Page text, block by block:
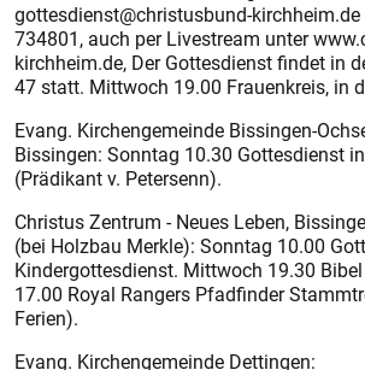
gottesdienst@christusbund-kirchheim.de
734801, auch per Livestream unter
kirchheim.de, Der Gottesdienst findet in
47 statt. Mittwoch 19.00 Frauenkreis, in
Evang. Kirchengemeinde Bissingen-
Bissingen: Sonntag 10.30 Gottesdienst
(Prädikant v. Petersenn).
Christus Zentrum - Neues Leben,
(bei Holzbau Merkle): Sonntag 10.00
Kindergottesdienst. Mittwoch 19.30
17.00 Royal Rangers Pfadfinder
Ferien).
Evang. Kirchengemeinde Dettingen: